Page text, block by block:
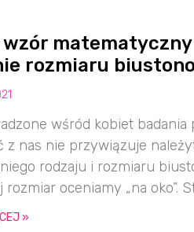
matematyczny
rozmiaru
wśród kobiet badania
z nas nie przywiązuje
rodzaju i rozmiaru
rozmiar oceniamy „na oko”.
»